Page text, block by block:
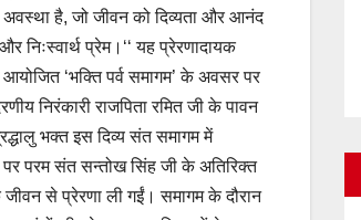
अवस्था है, जो जीवन को दिव्यता और आनंद
निःस्वार्थ प्रेम।‘‘ यह प्रेरणादायक
आयोजित ‘भक्ति पर्व समागम’ के अवसर पर
निरंकारी राजपिता रमित जी के पावन
भक्त इस दिव्य संत समागम में
परम संत सन्तोख सिंह जी के अतिरिक्त
से प्रेरणा ली गईं। समागम के दौरान